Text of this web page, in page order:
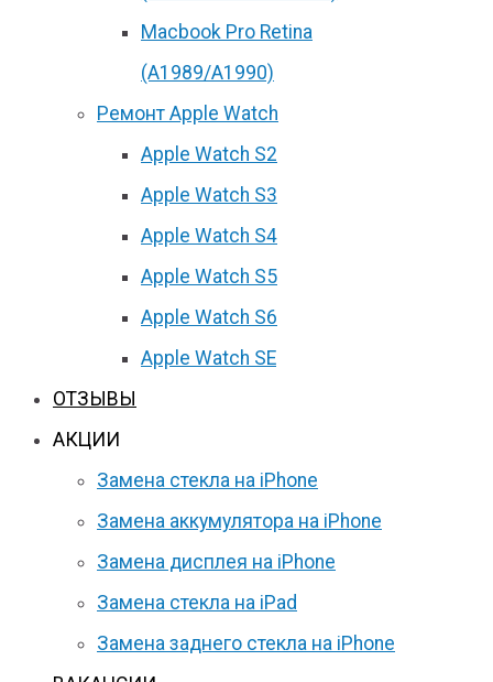
Macbook Pro Retina
(А1989/A1990)
Ремонт Apple Watch
Apple Watch S2
Apple Watch S3
Apple Watch S4
Apple Watch S5
Apple Watch S6
Apple Watch SE
ОТЗЫВЫ
АКЦИИ
Замена стекла на iPhone
Замена аккумулятора на iPhone
Замена дисплея на iPhone
Замена стекла на iPad
Замена заднего стекла на iPhone